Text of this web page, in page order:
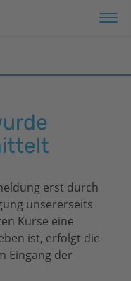
erst durch
unsererseits
Kurse eine
ist, erfolgt die
Eingang der